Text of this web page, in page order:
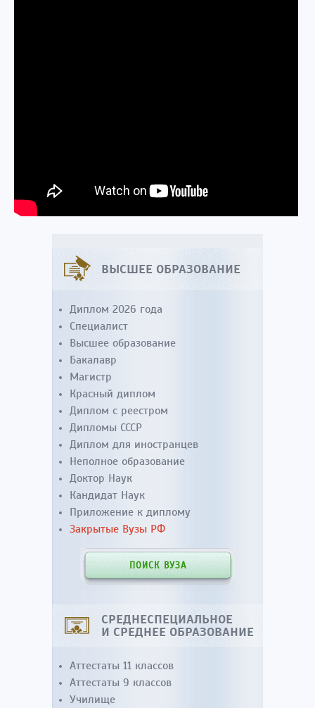
ВЫСШЕЕ ОБРАЗОВАНИЕ
Диплом 2026 года
Специалист
Высшее образование
Бакалавр
Магистр
Красный диплом
Диплом с реестром
Дипломы СССР
Диплом для иностранцев
Неполное образование
Доктор Наук
Кандидат Наук
Приложение к диплому
Закрытые Вузы РФ
ПОИСК ВУЗА
СРЕДНЕСПЕЦИАЛЬНОЕ
И СРЕДНЕЕ ОБРАЗОВАНИЕ
Аттестаты 11 классов
Аттестаты 9 классов
Училище